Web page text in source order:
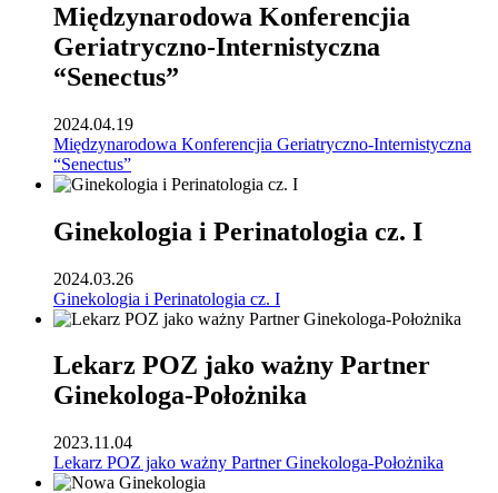
Międzynarodowa Konferencjia
Geriatryczno-Internistyczna
“Senectus”
2024.04.19
Międzynarodowa Konferencjia Geriatryczno-Internistyczna
“Senectus”
Ginekologia i Perinatologia cz. I
2024.03.26
Ginekologia i Perinatologia cz. I
Lekarz POZ jako ważny Partner
Ginekologa-Położnika
2023.11.04
Lekarz POZ jako ważny Partner Ginekologa-Położnika